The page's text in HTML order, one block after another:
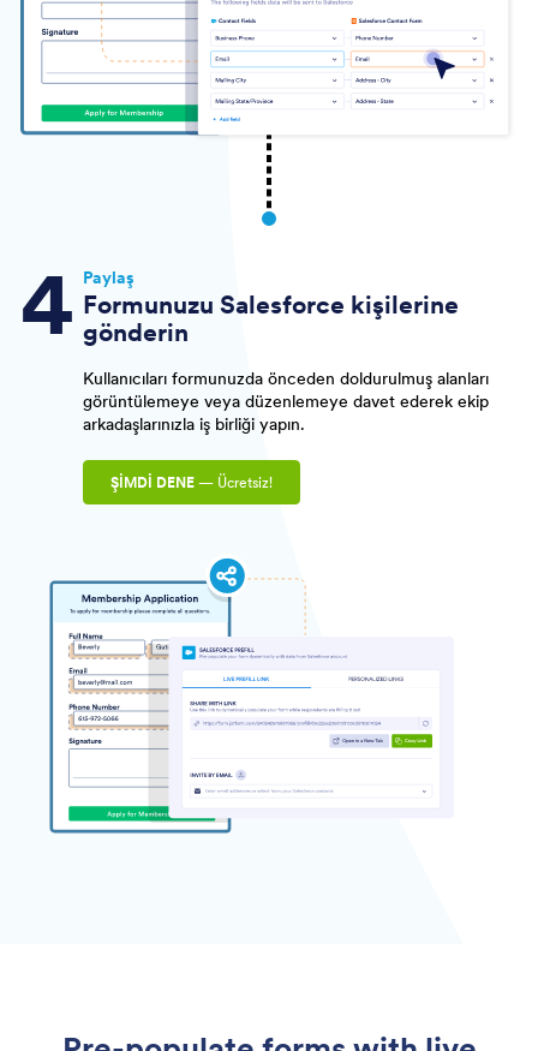
Paylaş
Formunuzu Salesforce kişilerine
gönderin
Kullanıcıları formunuzda önceden doldurulmuş alanları
görüntülemeye veya düzenlemeye davet ederek ekip
arkadaşlarınızla iş birliği yapın.
ŞİMDİ DENE— Ücretsiz!